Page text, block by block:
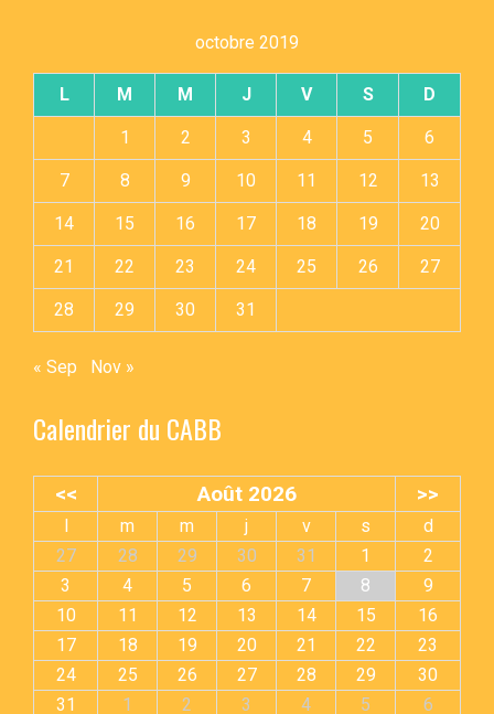
octobre 2019
L M M J V S D
1 2 3 4 5 6
7 8 9 10 11 12 13
14 15 16 17 18 19 20
21 22 23 24 25 26 27
28 29 30 31
« Sep Nov »
Calendrier du CABB
<< Août 2026 >>
m m j v s
d
27
28 29 30 31 1
2
3
4 5 6 7 8
9
10
11 12 13 14 15
16
17
18 19 20 21 22
23
24
25 26 27 28 29
30
31
1 2 3 4 5 6